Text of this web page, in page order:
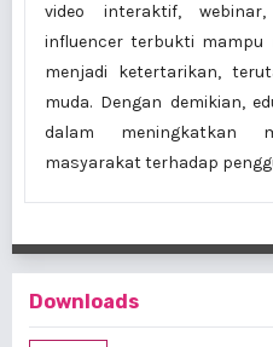
video interaktif,
influencer terbukti mampu
menjadi ketertarikan,
muda. Dengan demikian,
dalam meningkatkan
masyarakat terhadap
Downloads